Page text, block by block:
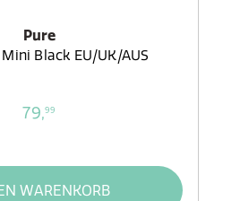
Pure
Black EU/UK/AUS
79,99
WARENKORB